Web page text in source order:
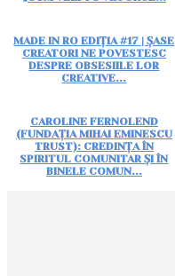
MADE IN RO EDIȚIA #17 | ȘASE
CREATORI NE POVESTESC
DESPRE OBSESIILE LOR
CREATIVE...
CAROLINE FERNOLEND
(FUNDAȚIA MIHAI EMINESCU
TRUST): CREDINȚA ÎN
SPIRITUL COMUNITAR ȘI ÎN
BINELE COMUN...